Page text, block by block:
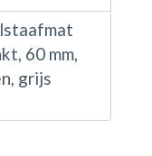
60 mm,
grijs